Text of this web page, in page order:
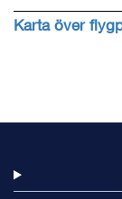
Karta över